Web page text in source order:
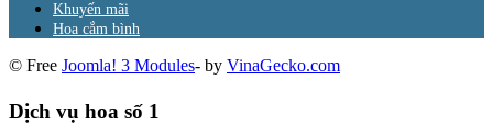
Khuyến mãi
Hoa cắm bình
© Free Joomla! 3 Modules- by VinaGecko.com
Dịch vụ hoa số 1